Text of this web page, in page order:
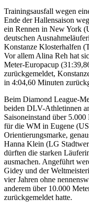
Trainingsausfall wegen
Ende der Hallensaison
ein Rennen in New York
deutschen
Konstanze Klosterhalfen
Vor allem Alina Reh hat
Meter-Europacup
zurückgemeldet,
in 4:04,60 Minuten
Beim Diamond League-
beiden DLV-Athletinnen
Saisoneinstand über
für die WM in Eugene
Orientierungsmarke,
Hanna Klein (LG
dürften die starken
ausmachen. Angeführt
Gidey und der
vier Jahren ohne
anderem über 10.000
zurückgemeldet hatte.